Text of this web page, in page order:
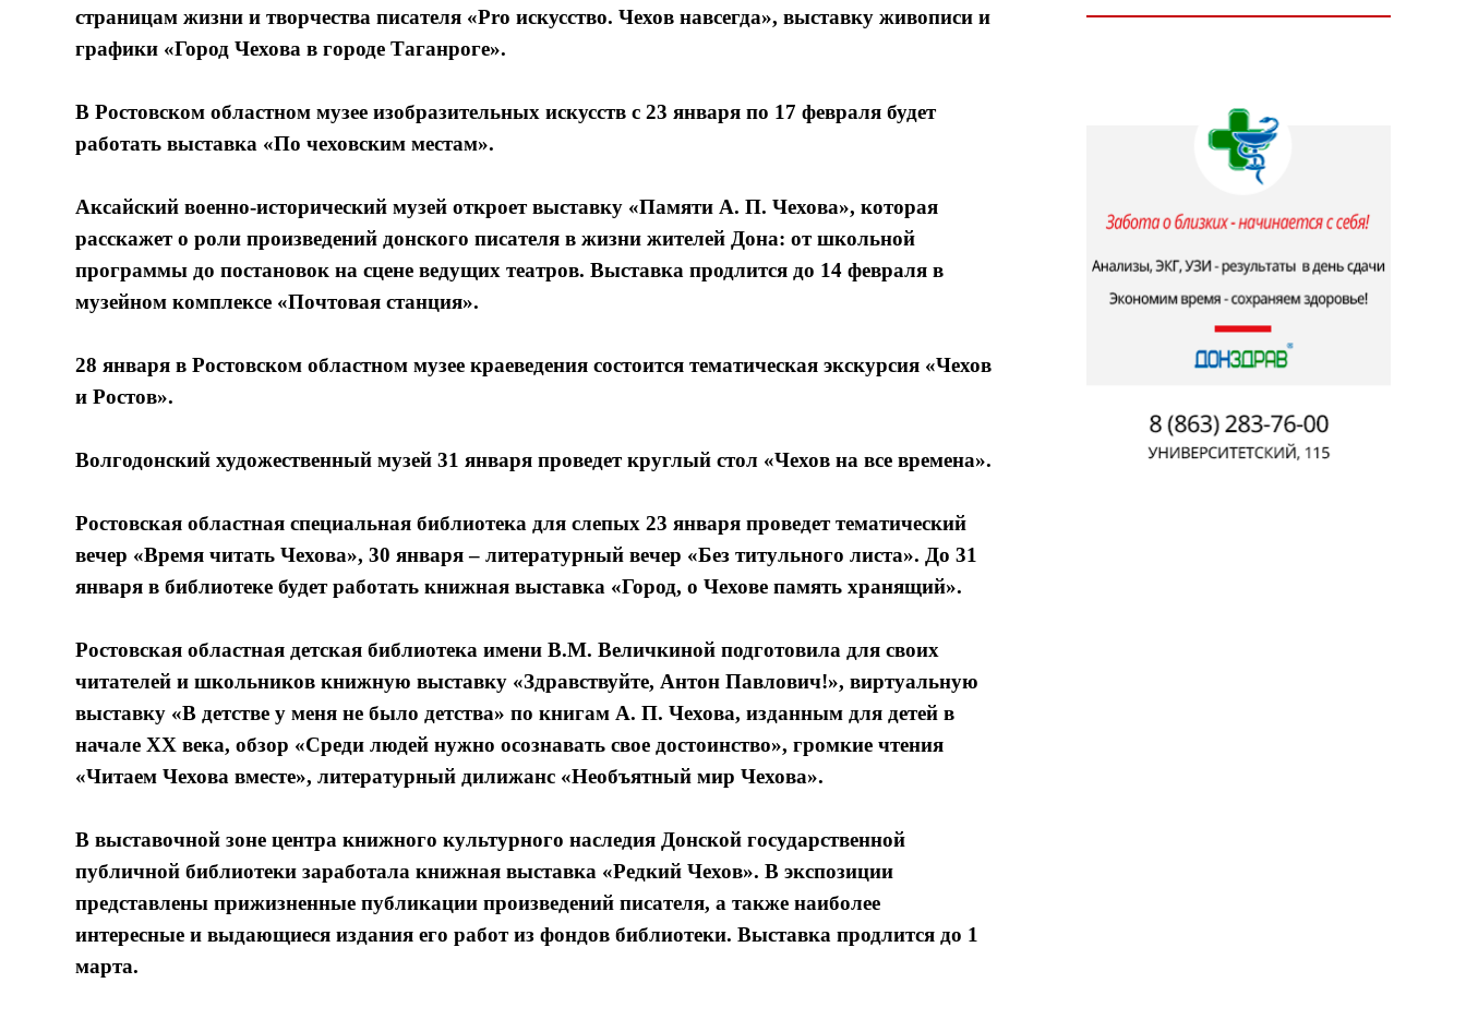
страницам жизни и творчества писателя «Pro искусство. Чехов навсегда», выставку живописи и
графики «Город Чехова в городе Таганроге».
В Ростовском областном музее изобразительных искусств с 23 января по 17 февраля будет
работать выставка «По чеховским местам».
Аксайский военно-исторический музей откроет выставку «Памяти А. П. Чехова», которая
расскажет о роли произведений донского писателя в жизни жителей Дона: от школьной
программы до постановок на сцене ведущих театров. Выставка продлится до 14 февраля в
музейном комплексе «Почтовая станция».
28 января в Ростовском областном музее краеведения состоится тематическая экскурсия «Чехов
и Ростов».
Волгодонский художественный музей 31 января проведет круглый стол «Чехов на все времена».
Ростовская областная специальная библиотека для слепых 23 января проведет тематический
вечер «Время читать Чехова», 30 января – литературный вечер «Без титульного листа». До 31
января в библиотеке будет работать книжная выставка «Город, о Чехове память хранящий».
Ростовская областная детская библиотека имени В.М. Величкиной подготовила для своих
читателей и школьников книжную выставку «Здравствуйте, Антон Павлович!», виртуальную
выставку «В детстве у меня не было детства» по книгам А. П. Чехова, изданным для детей в
начале XX века, обзор «Среди людей нужно осознавать свое достоинство», громкие чтения
«Читаем Чехова вместе», литературный дилижанс «Необъятный мир Чехова».
В выставочной зоне центра книжного культурного наследия Донской государственной
публичной библиотеки заработала книжная выставка «Редкий Чехов». В экспозиции
представлены прижизненные публикации произведений писателя, а также наиболее
интересные и выдающиеся издания его работ из фондов библиотеки. Выставка продлится до 1
марта.